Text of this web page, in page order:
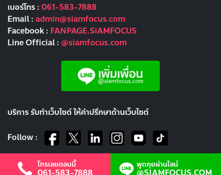
เบอร์โทร : 061-583-7888
Email : admin@siamfocus.com
Facebook : FANPAGE.SiAMFOCUS
Line Official : @siamfocus.com
บริการ รับทำเว็บไซต์ ให้คำปรึกษาด้านเว็บไซต์
Follow :
โทรเลยตอนนี้ พูดคุยผ่านไลน์